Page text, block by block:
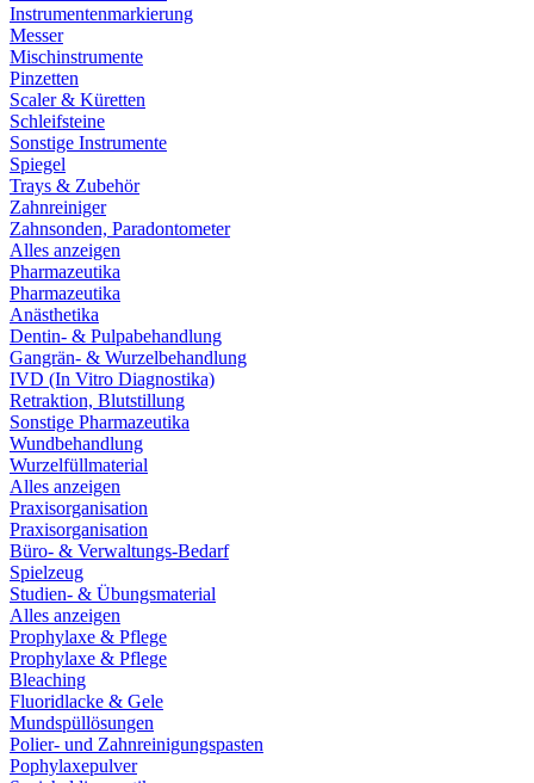
Instrumentenmarkierung
Messer
Mischinstrumente
Pinzetten
Scaler & Küretten
Schleifsteine
Sonstige Instrumente
Spiegel
Trays & Zubehör
Zahnreiniger
Zahnsonden, Paradontometer
Alles anzeigen
Pharmazeutika
Pharmazeutika
Anästhetika
Dentin- & Pulpabehandlung
Gangrän- & Wurzelbehandlung
IVD (In Vitro Diagnostika)
Retraktion, Blutstillung
Sonstige Pharmazeutika
Wundbehandlung
Wurzelfüllmaterial
Alles anzeigen
Praxisorganisation
Praxisorganisation
Büro- & Verwaltungs-Bedarf
Spielzeug
Studien- & Übungsmaterial
Alles anzeigen
Prophylaxe & Pflege
Prophylaxe & Pflege
Bleaching
Fluoridlacke & Gele
Mundspüllösungen
Polier- und Zahnreinigungspasten
Pophylaxepulver